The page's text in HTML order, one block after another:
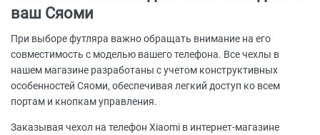
ваш Сяоми
При выборе футляра важно обращать внимание на его
совместимость с моделью вашего телефона. Все чехлы в
нашем магазине разработаны с учетом конструктивных
особенностей Сяоми, обеспечивая легкий доступ ко всем
портам и кнопкам управления.
Заказывая чехол на телефон Xiaomi в интернет-магазине